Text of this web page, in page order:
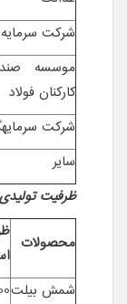
شرکت سرمایه
موسسه
کارکنان فولاد
شرکت
سایر
ظرفیت
محصولات
شمش بیلت